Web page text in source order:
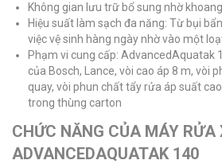
Không gian lưu trữ bổ sung nhờ
Hiệu suất làm sạch đa năng: Từ bụi
việc vệ sinh hàng ngày nhờ vào một
Phạm vi cung cấp: AdvancedAquatak
của Bosch, Lance, vòi cao áp 8 m, vòi
quay, vòi phun chất tẩy rửa áp suất
trong thùng carton
CHỨC NĂNG CỦA MÁY RỬA
ADVANCEDAQUATAK 140